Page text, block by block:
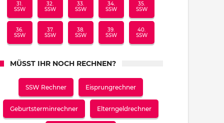
31.
SSW
32.
SSW
33.
SSW
34.
SSW
35.
SSW
36.
SSW
37.
SSW
38.
SSW
39.
SSW
40.
SSW
MÜSST IHR NOCH RECHNEN?
SSW Rechner Eisprungrechner
Geburtsterminrechner Elterngeldrechner